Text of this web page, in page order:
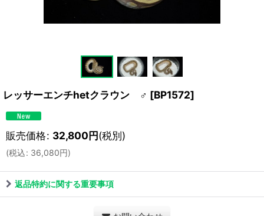
レッサーエンチhetクラウン ♂ [BP1572]
販売価格: 32,800円(税別)
(税込: 36,080円)
返品特約に関する重要事項